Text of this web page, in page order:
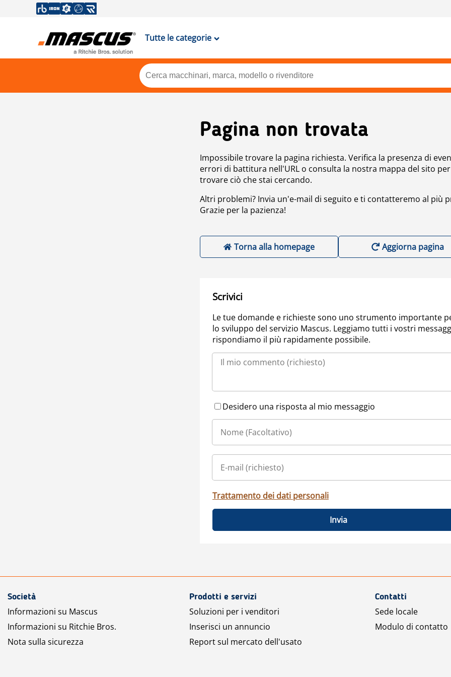
Tutte le categorie
Pagina non trovata
Impossibile trovare la pagina richiesta. Verifica la presenza di
errori di battitura nell'URL o consulta la nostra mappa del sito per
trovare ciò che stai cercando.
Altri problemi? Invia un'e-mail di seguito e ti contatteremo al più
Grazie per la pazienza!
Torna alla homepage Aggiorna pagina
Scrivici
Le tue domande e richieste sono uno strumento importante
lo sviluppo del servizio Mascus. Leggiamo tutti i vostri
rispondiamo il più rapidamente possibile.
Desidero una risposta al mio messaggio
Trattamento dei dati personali
Invia
Società
Informazioni su Mascus
Informazioni su Ritchie Bros.
Nota sulla sicurezza
Prodotti e servizi
Soluzioni per i venditori
Inserisci un annuncio
Report sul mercato dell'usato
Contatti
Sede locale
Modulo di contatto